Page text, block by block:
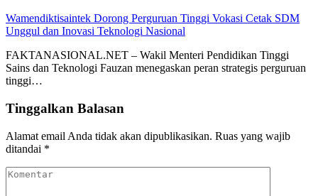
Wamendiktisaintek Dorong Perguruan Tinggi Vokasi Cetak SDM
Unggul dan Inovasi Teknologi Nasional
FAKTANASIONAL.NET – Wakil Menteri Pendidikan Tinggi
Sains dan Teknologi Fauzan menegaskan peran strategis perguruan
tinggi…
Tinggalkan Balasan
Alamat email Anda tidak akan dipublikasikan. Ruas yang wajib
ditandai *